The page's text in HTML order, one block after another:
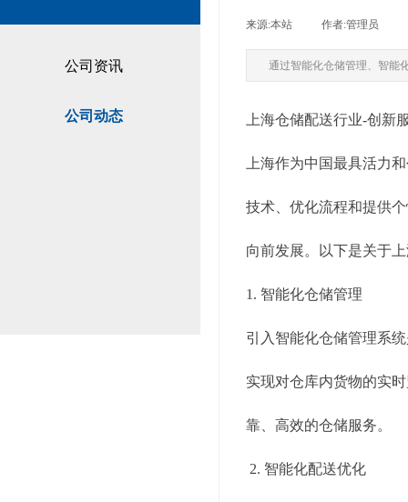
公司资讯
公司动态
来源:本站 作者:管理员
通过智能化仓储管理、智能
上海仓储配送行业-创新
上海作为中国最具活力
技术、优化流程和提供
向前发展。以下是关于
1. 智能化仓储管理
引入智能化仓储管理系
实现对仓库内货物的实
靠、高效的仓储服务。
2. 智能化配送优化